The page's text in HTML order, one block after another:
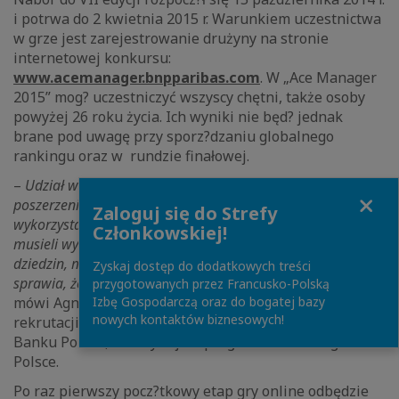
i potrwa do 2 kwietnia 2015 r. Warunkiem uczestnictwa
w grze jest zarejestrowanie drużyny na stronie
internetowej konkursu:
www.acemanager.bnpparibas.com. W „Ace Manager
2015” mog? uczestniczyć wszyscy chętni, także osoby
powyżej 26 roku życia. Ich wyniki nie będ? jednak
brane pod uwagę przy sporz?dzaniu globalnego
rankingu oraz w rundzie finałowej.
– Udział w Ace Manager to przede wszystkim możliwość
poszerzenia wiedzy ekonomicznej i jej praktycznego
wykorzystania. Rozwi?zuj?c kolejne zadania uczestnicy będ?
musieli wykazać się wieloma kompetencjami z różnych
dziedzin, m.in bankowości, marketingu oraz zarz?dzania. To
sprawia, że poziom gry stoi na najwyższym poziomie –
mówi Agnieszka Goł?b-Stanikowska, specjalista ds.
rekrutacji i rozwoju zawodowego w BNP Paribas
Banku Polska, koordynuj?ca program Ace Manager w
Polsce.
Po raz pierwszy pocz?tkowy etap gry online odbędzie
Zaloguj się do Strefy
Członkowskiej!
Zyskaj dostęp do dodatkowych treści
przygotowanych przez Francusko-Polską
Izbę Gospodarczą oraz do bogatej bazy
nowych kontaktów biznesowych!